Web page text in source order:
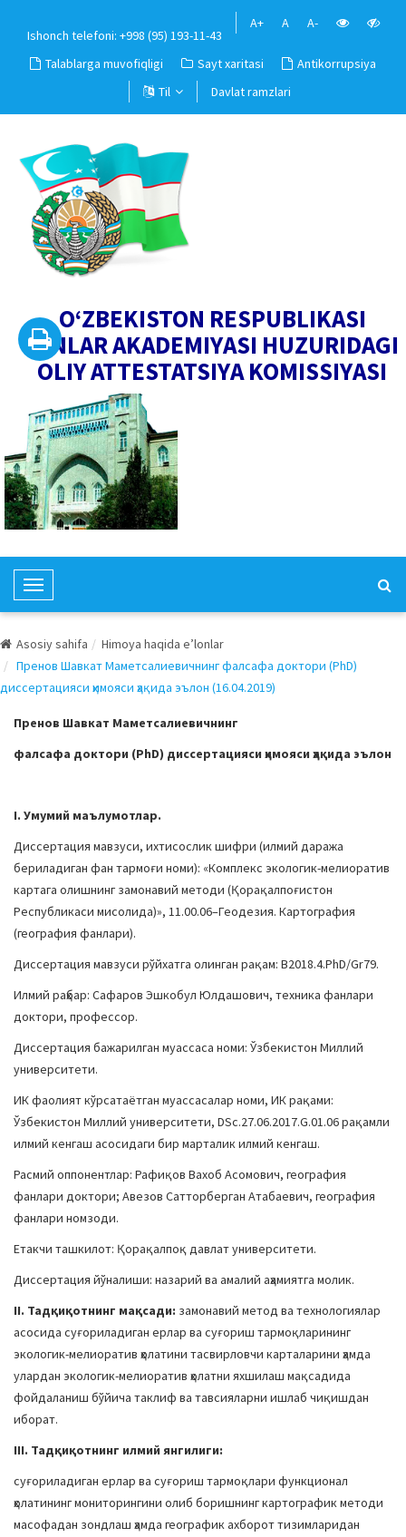
Ishonch telefoni: +998 (95) 193-11-43
A+ A A-
Talablarga muvofiqligi Sayt xaritasi
Antikorrupsiya
Til
Davlat ramzlari
O‘ZBEKISTON RESPUBLIKASI
FANLAR AKADEMIYASI HUZURIDAGI
OLIY ATTESTATSIYA KOMISSIYASI
T
o
g
l
e
N
v
t
i
o
n
Asosiy sahifa
Himoya haqida e’lonlar
Пренов Шавкат Маметсалиевичнинг фалсафа доктори (PhD)
диссертацияси ҳимояси ҳақида эълон (16.04.2019)
Пренов Шавкат Маметсалиевичнинг
фалсафа доктори (PhD) диссертацияси ҳимояси ҳақида эълон
I. Умумий маълумотлар.
Диссертация мавзуси, ихтисослик шифри (илмий даража
бериладиган фан тармоғи номи): «Комплекс экологик-мелиоратив
картага олишнинг замонавий методи (Қорақалпоғистон
Республикаси мисолида)», 11.00.06–Геодезия. Картография
(география фанлари).
Диссертация мавзуси рўйхатга олинган рақам: B2018.4.PhD/Gr79.
Илмий раҳбар: Сафаров Эшкобул Юлдашович, техника фанлари
доктори, профессор.
Диссертация бажарилган муассаса номи: Ўзбекистон Миллий
университети.
ИК фаолият кўрсатаётган муассасалар номи, ИК рақами:
Ўзбекистон Миллий университети, DSc.27.06.2017.G.01.06 рақамли
илмий кенгаш асосидаги бир марталик илмий кенгаш.
Расмий оппонентлар: Рафиқов Вахоб Асомович, география
фанлари доктори; Авезов Сатторберган Атабаевич, география
фанлари номзоди.
Етакчи ташкилот: Қорақалпоқ давлат университети.
Диссертация йўналиши: назарий ва амалий аҳамиятга молик.
II. Тадқиқотнинг мақсади: замонавий метод ва технологиялар
асосида суғориладиган ерлар ва суғориш тармоқларининг
экологик-мелиоратив ҳолатини тасвирловчи карталарини ҳамда
улардан экологик-мелиоратив ҳолатни яхшилаш мақсадида
фойдаланиш бўйича таклиф ва тавсияларни ишлаб чиқишдан
иборат.
III. Тадқиқотнинг илмий янгилиги:
суғориладиган ерлар ва суғориш тармоқлари функционал
ҳолатининг мониторингини олиб боришнинг картографик методи
масофадан зондлаш ҳамда географик ахборот тизимларидан